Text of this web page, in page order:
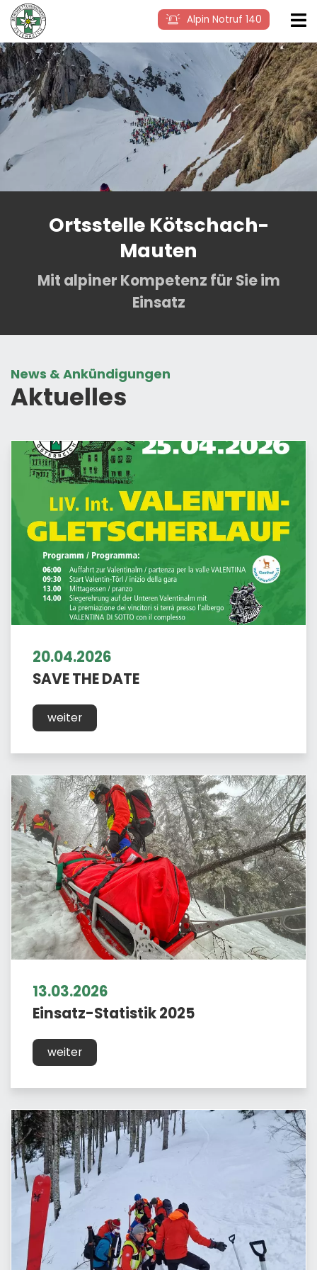
Alpin Notruf 140
Ortsstelle Kötschach-
Mauten
Mit alpiner Kompetenz für Sie im
Einsatz
News & Ankündigungen
Aktuelles
20.04.2026
SAVE THE DATE
weiter
13.03.2026
Einsatz-Statistik 2025
weiter